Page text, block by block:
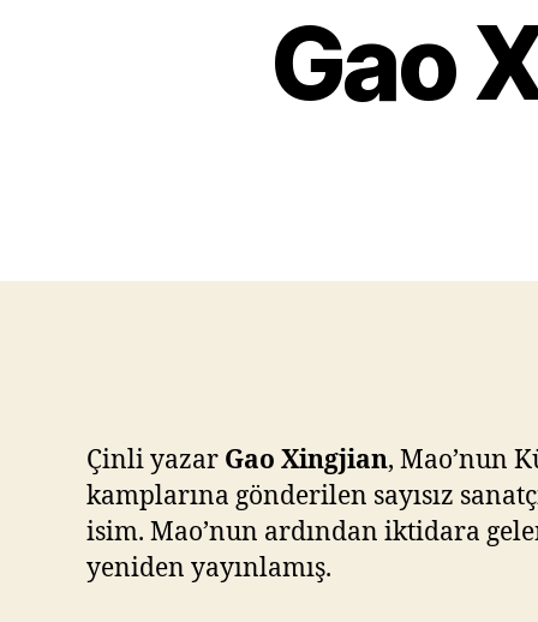
Gao
Çinli yazar Gao Xingjian, Mao’nun
kamplarına gönderilen sayısız
isim. Mao’nun ardından iktidara
yeniden yayınlamış.